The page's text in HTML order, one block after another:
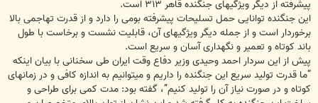
پیشرفته از دیگر ویژگیهای جنگنده قاهر ۳۱۳ است.
این جنگنده توانایی حمل تسلیحات پیشرفته بومی را دارد و از قدرت تهاجمی بالا
برخوردار است و از جمله دیگر ویژگیهای آن، قابلیت نشست و برخاست با طول
باند کوتاه و تعمیر و نگهداری آسان و سریع است.
پیش از این سردار احمد وحیدی وزیر دفاع وقت ایران طی سخنانی با بیان اینکه
“ما قدرت تولید سریع این جنگنده را داریم و میتوانیم به اندازه کافی و در زمانهای
کوتاه و در صورت نیاز آن را تولید کنیم”، گفته بود: مدت کمی برای طراحی و